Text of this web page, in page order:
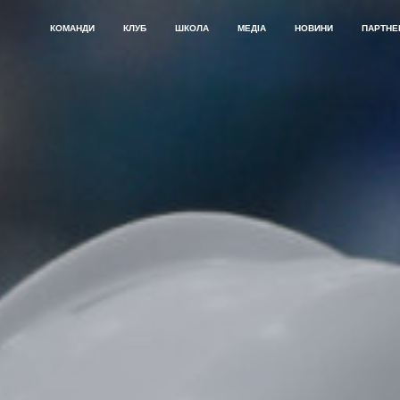
КОМАНДИ КЛУБ ШКОЛА МЕДІА НОВИНИ